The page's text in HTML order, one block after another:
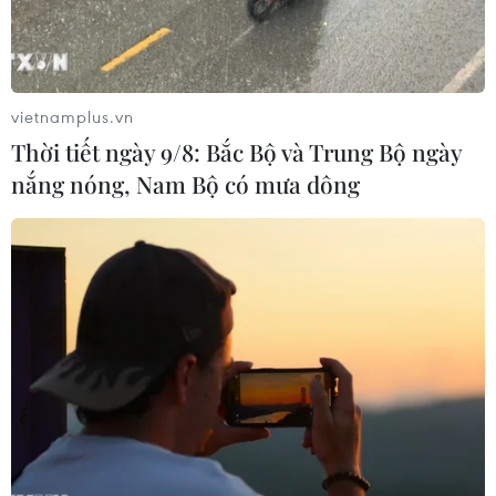
nhan sắc khác biệt với dấu ấn công
nghệ
07/08/2026 07:40
Nhịp điệu Samulnori vang
dội, Áo dài - Hanbok 'khoe sắc' bên
sông Hàn
07/08/2026 04:39
Để di sản ướp trà sen Quảng An luôn
song hành cùng nhịp sống đương
đại
07/08/2026 03:40
vietnamplus.vn
Thời tiết ngày 9/8: Bắc Bộ và Trung Bộ ngày
nắng nóng, Nam Bộ có mưa dông